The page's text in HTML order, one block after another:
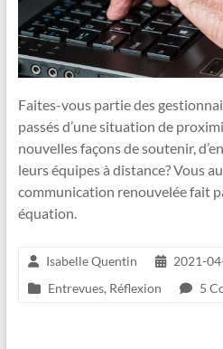
Faites-vous partie des
passés d’une situation de
nouvelles façons de soutenir,
leurs équipes à distance? Vous
communication renouvelée fait
équation.
Isabelle Quentin
2021-
Entrevues, Réflexion 5